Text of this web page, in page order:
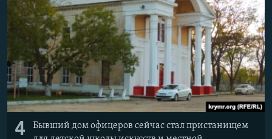
4
Бывший дом офицеров сейчас стал пристанищем